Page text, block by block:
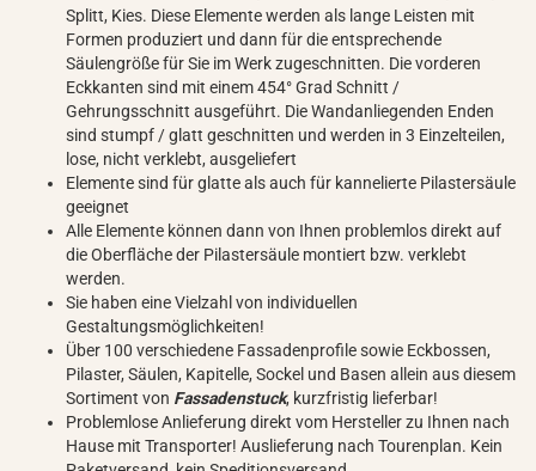
Splitt, Kies. Diese Elemente werden als lange Leisten mit
Formen produziert und dann für die entsprechende
Säulengröße für Sie im Werk zugeschnitten. Die vorderen
Eckkanten sind mit einem 454° Grad Schnitt /
Gehrungsschnitt ausgeführt. Die Wandanliegenden Enden
sind stumpf / glatt geschnitten und werden in 3 Einzelteilen,
lose, nicht verklebt, ausgeliefert
Elemente sind für glatte als auch für kannelierte Pilastersäule
geeignet
Alle Elemente können dann von Ihnen problemlos direkt auf
die Oberfläche der Pilastersäule montiert bzw. verklebt
werden.
Sie haben eine Vielzahl von individuellen
Gestaltungsmöglichkeiten!
Über 100 verschiedene Fassadenprofile sowie Eckbossen,
Pilaster, Säulen, Kapitelle, Sockel und Basen allein aus diesem
Sortiment von Fassadenstuck, kurzfristig lieferbar!
Problemlose Anlieferung direkt vom Hersteller zu Ihnen nach
Hause mit Transporter! Auslieferung nach Tourenplan. Kein